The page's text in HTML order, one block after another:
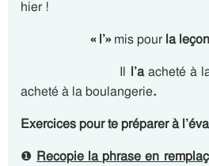
hier !
« l’» mis pour la
Il l’aacheté à
acheté à la boulangerie.
Exercices pour te préparer à
❶ Recopie la phrase en